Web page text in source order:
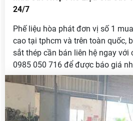
24/7
Phế liệu hòa phát đơn vị số 1
cao tại tphcm và trên toàn quốc,
sắt thép cần bán liên hệ ngay với
0985 050 716 để được báo giá